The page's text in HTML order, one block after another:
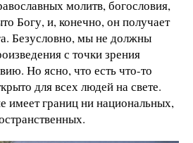
молитв, богословия,
Богу, и, конечно, он получает
Безусловно, мы не должны
с точки зрения
Но ясно, что есть что-то
для всех людей на свете.
имеет границ ни национальных,